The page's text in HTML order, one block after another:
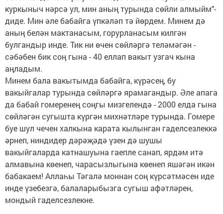
куркыныч нәрсә ул, мин аның турында сөйли алмыйм"-
диде. Мин әле бабайга үпкәләп тә йөрдем. Минем дә
аның белән мактанасым, горурланасым килгән
булгандыр инде. Тик ни өчен сөйләргә теләмәгән -
сәбәбен бик соң гына - 40 еллап вакыт узгач кына
аңладым.
Минем бала вакытымда бабайга, күрәсең, бу
вакыйгалар турында сөй­ләргә ярамагандыр. Әле апага
да бабай гомеренең соңгы мизгелендә - 2000 елда гына
сөйләгән сугышта күргән михнәтләре турында. Гомере
буе шул чечен халкына карата кылынган гаделсезлеккә
әрнеп, ниндидер дәрәҗәдә үзен дә шушы
вакыйгаларда катнашуына гаепле санап, ярдәм итә
алмавына көенеп, чарасызлыгына көенеп яшәгән икән
бабакаем! Аллаһы Тә­га­лә моннан соң күрсәтмәсен иде
инде үзебезгә, балаларыбызга сугыш афәтләрен,
мондый гаделсезлекне.